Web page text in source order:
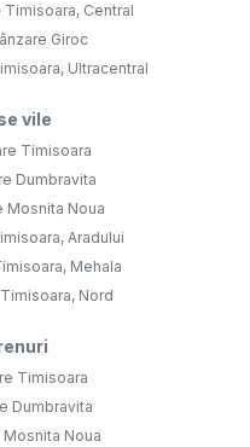
Central
Giroc
Ultracentral
vile
Timisoara
Dumbravita
Mosnita Noua
Aradului
Mehala
Nord
Timisoara
Dumbravita
Noua